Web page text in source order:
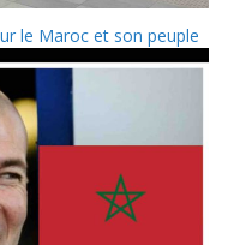
le Maroc et son peuple